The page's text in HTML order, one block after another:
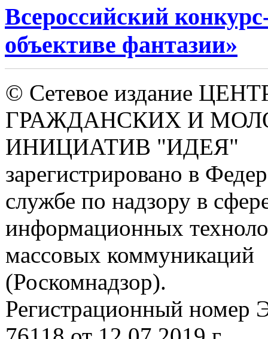
Всероссийский
объективе фантазии»
© Сетевое издание
ГРАЖДАНСКИХ И
ИНИЦИАТИВ "ИДЕЯ"
зарегистрировано в
службе по надзору в
информационных
массовых коммуникаций
(Роскомнадзор).
Регистрационный